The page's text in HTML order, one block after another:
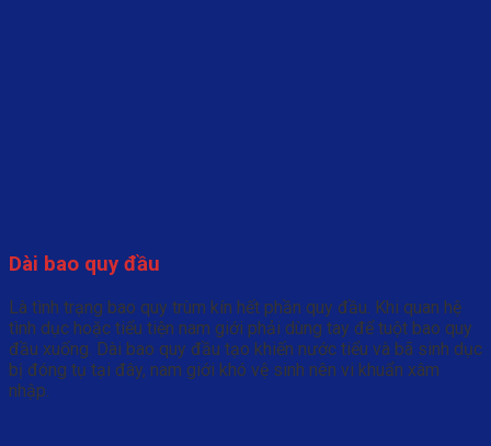
Dài bao quy đầu
Là tình trạng bao quy trùm kín hết phần quy đầu. Khi quan hệ
tình dục hoặc tiểu tiện nam giới phải dùng tay để tuột bao quy
đầu xuống. Dài bao quy đầu tạo khiến nước tiểu và bã sinh dục
bị đóng tụ tại đây, nam giới khó vệ sinh nên vi khuẩn xâm
nhập.